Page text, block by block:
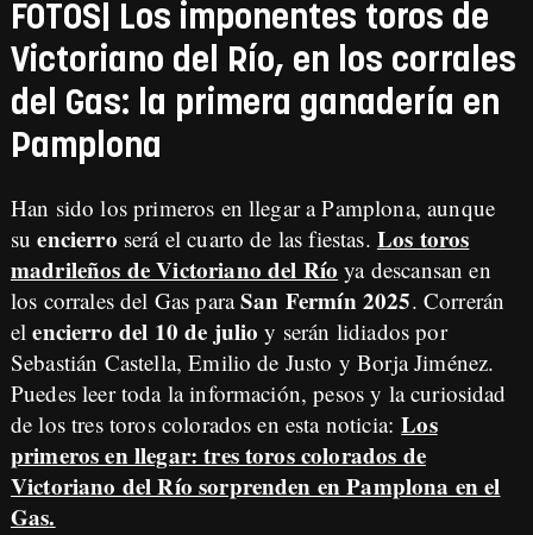
FOTOS| Los imponentes toros de
Victoriano del Río, en los corrales
del Gas: la primera ganadería en
Pamplona
Han sido los primeros en llegar a Pamplona, aunque
suencierro será el cuarto de las fiestas. Los toros
madrileños de Victoriano del Río ya descansan en
los corrales del Gas paraSan Fermín 2025. Correrán
elencierro del 10 de julio y serán lidiados por
Sebastián Castella, Emilio de Justo y Borja Jiménez.
Puedes leer toda la información, pesos y la curiosidad
de los tres toros colorados en esta noticia:Los
primeros en llegar: tres toros colorados de
Victoriano del Río sorprenden en Pamplona en el
Gas.